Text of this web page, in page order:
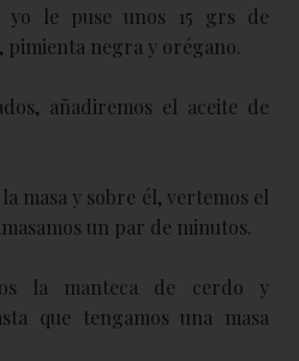
yo le puse unos 15 grs de
pimienta negra y orégano.
añadiremos el aceite de
masa y sobre él, vertemos el
un par de minutos.
la manteca de cerdo y
que tengamos una masa